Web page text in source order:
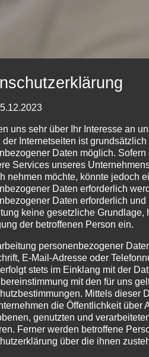
uns sehr über Ihr Interesse an
der Internetseiten ist
Daten möglich.
Services unseres
nehmen möchte, könnte jedoch
Daten erforderlich
Daten erforderlich
keine gesetzliche Grundlage,
der betroffenen Person ein.
personenbezogener
E-Mail-Adresse oder
stets im Einklang mit der
mit den für uns
Mittels dieser
die Öffentlichkeit über
genutzten und
Ferner werden betroffene
über die ihnen